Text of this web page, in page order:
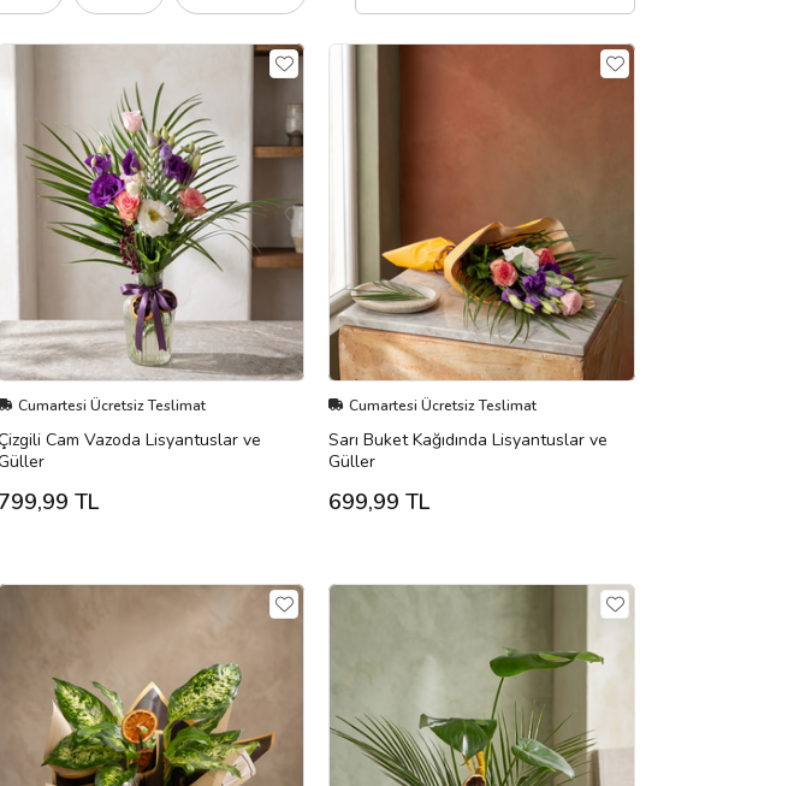
Cumartesi Ücretsiz Teslimat
Cam Vazoda Lisyantuslar ve
799,99 TL
Cumartesi Ücretsiz Teslimat
Sarı Buket Kağıdında Lisyantuslar ve
Güller
699,99 TL